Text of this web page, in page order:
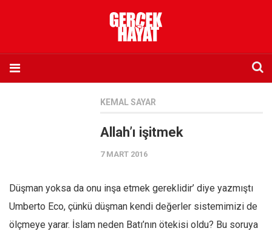
Eksik sayıların temini
KEMAL SAYAR
Allah’ı işitmek
7 MART 2016
Düşman yoksa da onu inşa etmek gereklidir’ diye yazmıştı
Umberto Eco, çünkü düşman kendi değerler sistemimizi de
ölçmeye yarar. İslam neden Batı’nın ötekisi oldu? Bu soruya